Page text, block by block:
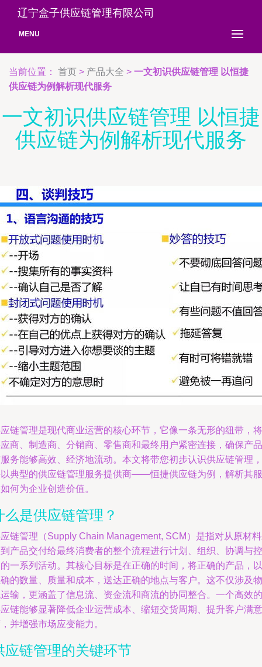
辽宁盒子供应链管理有限公司
MENU
当前位置： 首页 > 产品大全 > 一文初识供应链管理 以恒捷
供应链为例解析现代服务
一文初识供应链管理 以恒捷
供应链为例解析现代服务
链管理是现代商业运营的核心环节，它像一条无形的纽带，将
商、制造商、分销商、零售商和最终用户紧密连接，确保产品
务能够高效、经济地流动。本文将带您初步认识供应链管理，
典型的供应链管理服务提供商——恒捷供应链为例，解析其服
何为企业创造价值。
么是供应链管理？
链管理（Supply Chain Management, SCM）是指对从原材
产品交付给最终消费者的整个流程进行计划、组织、协调与控
一系列活动。其核心目标是在正确的时间，将正确的产品，以
的数量、质量和成本，送达正确的地点与客户。这不仅涉及物
输，更涵盖了信息流、资金流和商流的协同整合。一个高效的
链能够显著降低企业运营成本、缩短交货周期、提升客户满意
并增强市场应变能力。
应链管理的关键环节